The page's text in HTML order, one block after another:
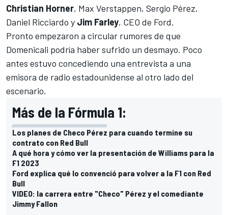
Christian Horner, Max Verstappen, Sergio Pérez,
Daniel Ricciardo y Jim Farley, CEO de Ford.
Pronto empezaron a circular rumores de que
Domenicali podría haber sufrido un desmayo. Poco
antes estuvo concediendo una entrevista a una
emisora de radio estadounidense al otro lado del
escenario.
Más de la Fórmula 1:
Los planes de Checo Pérez para cuando termine su
contrato con Red Bull
A qué hora y cómo ver la presentación de Williams para la
F1 2023
Ford explica qué lo convenció para volver a la F1 con Red
Bull
VIDEO: la carrera entre "Checo" Pérez y el comediante
Jimmy Fallon